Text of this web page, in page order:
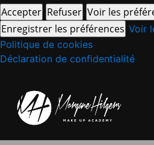
Accepter Refuser Voir les
Enregistrer les préférences Voir
Politique de cookies
Déclaration de confidentialité